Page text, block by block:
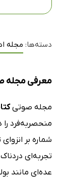
دسته‌ها: مجله
معرفی مجله
مجله صوتی
منحصربه‌فرد
شماره بر
تجربه‌ای
عده‌ای مانند